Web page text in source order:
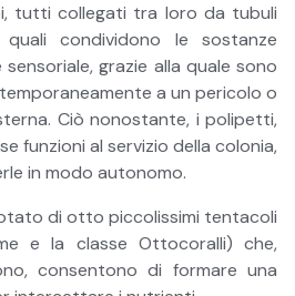
tutti collegati tra loro da tubuli
condividono le sostanze
grazie alla quale sono
a un pericolo o
Ciò nonostante, i polipetti,
funzioni al servizio della colonia,
in modo autonomo.
di otto piccolissimi tentacoli
e la classe Ottocoralli) che,
consentono di formare una